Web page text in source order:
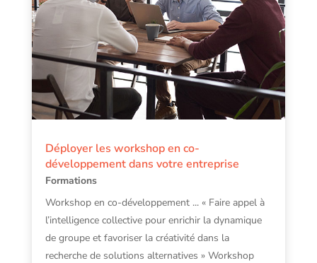
Déployer les workshop en co-
développement dans votre entreprise
Formations
Workshop en co-développement ... « Faire appel à
l’intelligence collective pour enrichir la dynamique
de groupe et favoriser la créativité dans la
recherche de solutions alternatives » Workshop